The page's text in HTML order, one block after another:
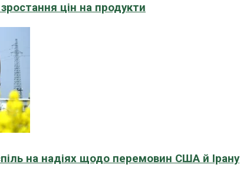
цін на продукти
на надіях щодо перемовин США й Ірану